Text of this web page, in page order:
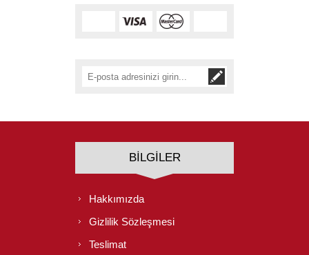
BILGILER
Hakkımızda
Gizlilik Sözleşmesi
Teslimat